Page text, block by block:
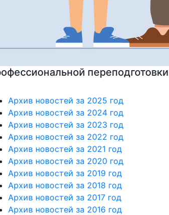
курсы к ЕГЭ
Архив новостей за 2025 год
Архив новостей за 2024 год
Архив новостей за 2023 год
Архив новостей за 2022 год
Архив новостей за 2021 год
Архив новостей за 2020 год
Архив новостей за 2019 год
Архив новостей за 2018 год
Архив новостей за 2017 год
Архив новостей за 2016 год